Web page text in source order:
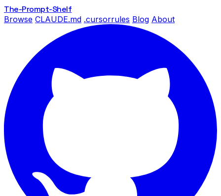
The-Prompt-Shelf
Browse CLAUDE.md .cursorrules Blog About